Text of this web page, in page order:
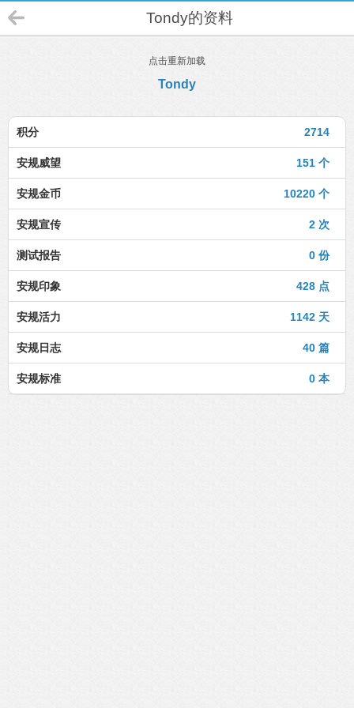
Tondy的资料
点击重新加载
Tondy
2714
积分
151 个
安规威望
10220 个
安规金币
2 次
安规宣传
0 份
测试报告
428 点
安规印象
1142 天
安规活力
40 篇
安规日志
0 本
安规标准